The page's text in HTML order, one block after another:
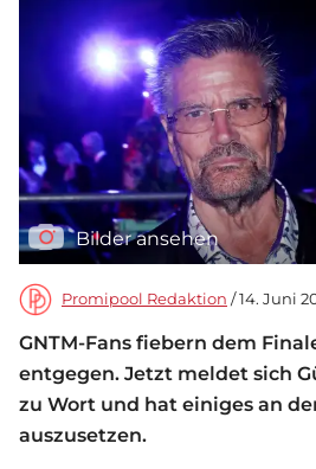
Bilder ansehen
Promipool Redaktion / 14. Juni
GNTM-Fans fiebern dem
entgegen. Jetzt meldet sich
zu Wort und hat einiges an
auszusetzen.